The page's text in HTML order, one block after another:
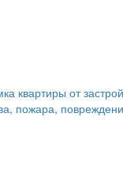
квартиры от
пожара,